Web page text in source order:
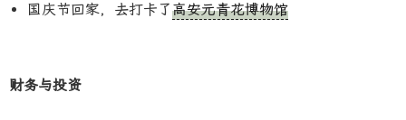
国庆节回家，去打卡了高安元青花博物馆
财务与投资